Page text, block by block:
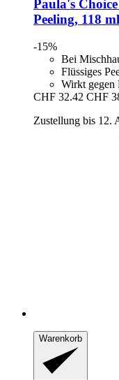
Paula's Choice
Peeling, 118 ml
-15%
Bei
Flüssiges
Wirkt gegen
CHF 32.42 CHF
Zustellung bis 12.
Warenkorb